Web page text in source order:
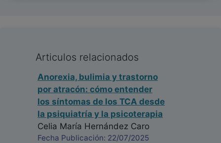
Articulos relacionados
Anorexia, bulimia y trastorno
por atracón: cómo entender
los síntomas de los TCA desde
la psiquiatría y la psicoterapia
Celia María Hernández Caro
Fecha Publicación: 22/07/2025